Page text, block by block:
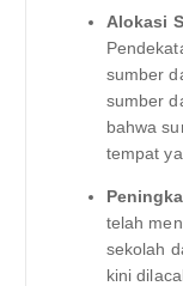
Alokasi
sumber
sumber
bahwa
tempat
telah
sekolah
kini